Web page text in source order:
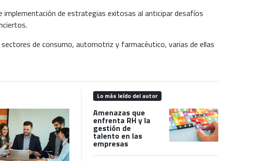
implementación de estrategias exitosas al anticipar desafíos
de consumo, automotriz y farmacéutico, varias de ellas
Lo más leído del autor
Amenazas que
enfrenta RH y la
gestión de
talento en las
empresas